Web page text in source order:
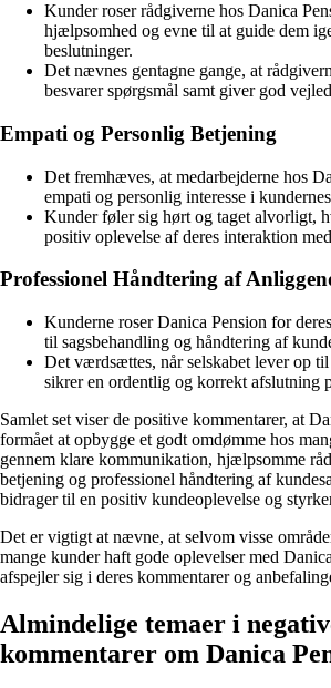
Kunder roser rådgiverne hos Danica
hjælpsomhed og evne til at guide dem
beslutninger.
Det nævnes gentagne gange, at
besvarer spørgsmål samt giver god
Empati og Personlig Betjening
Det fremhæves, at medarbejderne hos
empati og personlig interesse i
Kunder føler sig hørt og taget alvorligt,
positiv oplevelse af deres interaktion
Professionel Håndtering af
Kunderne roser Danica Pension for
til sagsbehandling og håndtering af
Det værdsættes, når selskabet lever op
sikrer en ordentlig og korrekt afslutning
Samlet set viser de positive kommentarer, at
formået at opbygge et godt omdømme hos
gennem klare kommunikation, hjælpsomme
betjening og professionel håndtering af
bidrager til en positiv kundeoplevelse og
Det er vigtigt at nævne, at selvom visse
mange kunder haft gode oplevelser med
afspejler sig i deres kommentarer og
Almindelige temaer i
kommentarer om Danica